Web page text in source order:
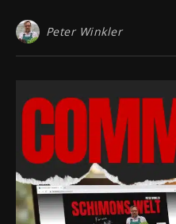
Peter Winkler